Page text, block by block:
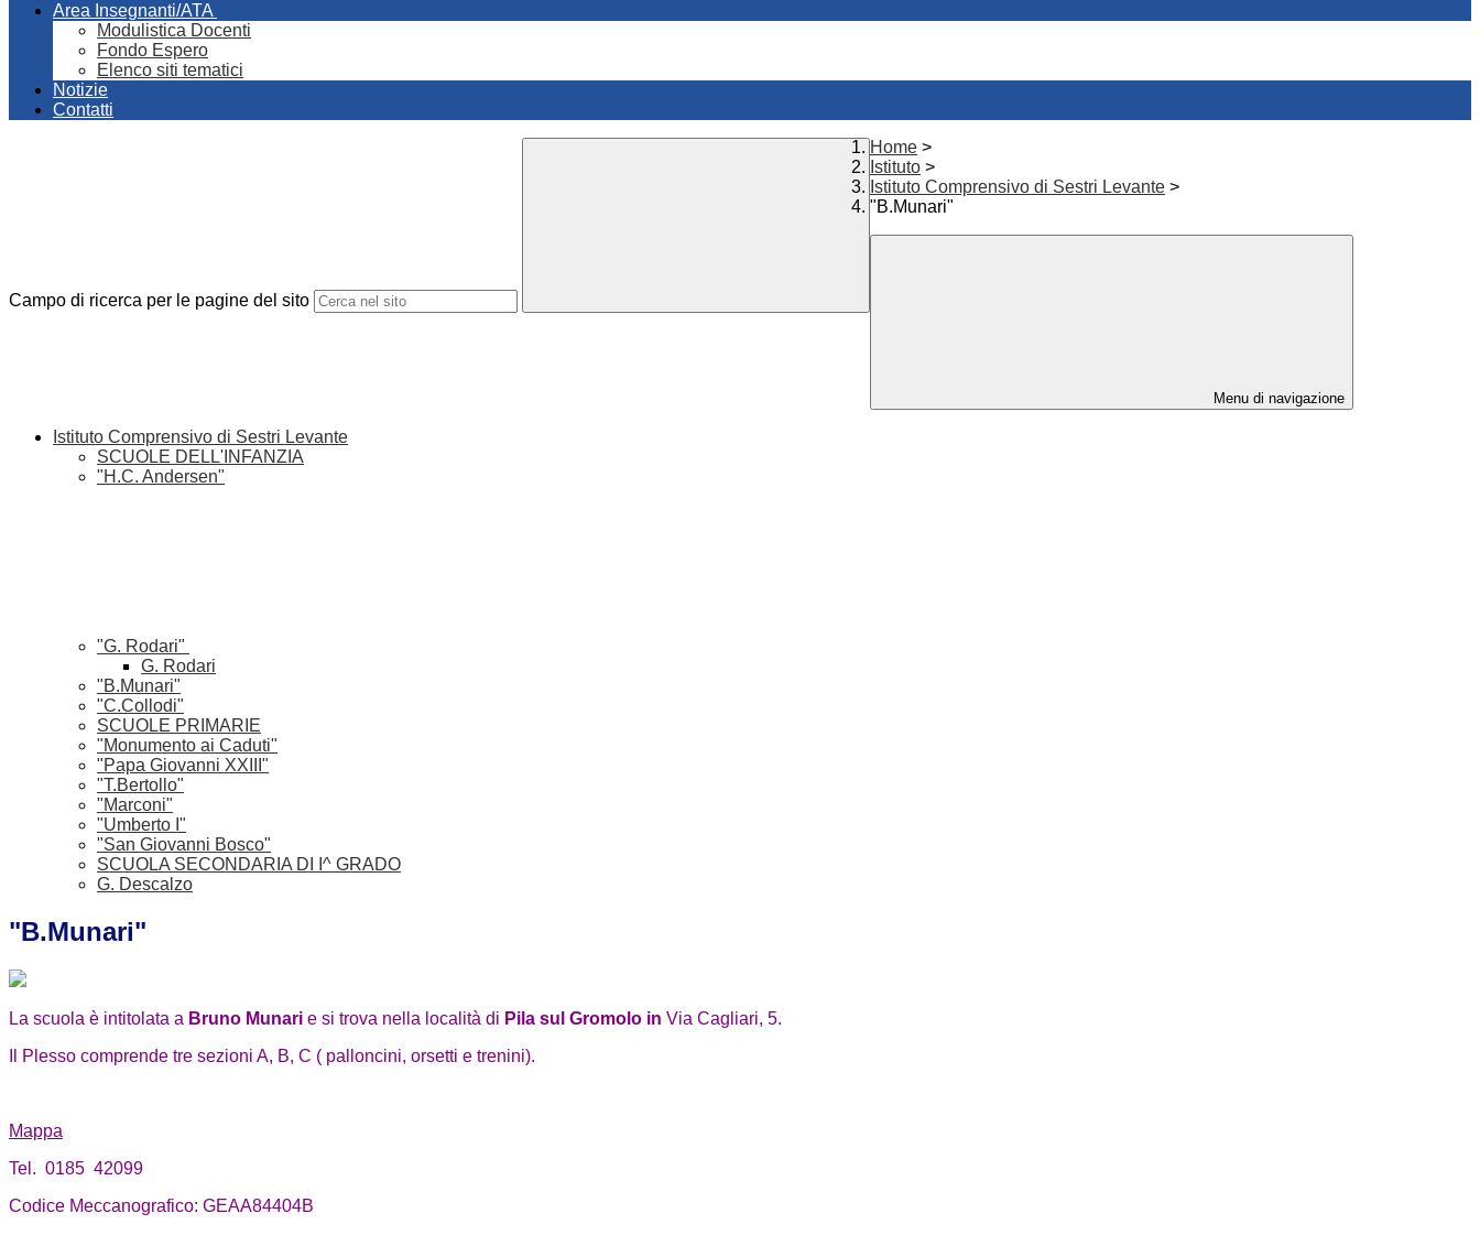
Area Insegnanti/ATA
Modulistica Docenti
Fondo Espero
Elenco siti tematici
Notizie
Contatti
Campo di ricerca per le pagine del sito
Home >
Istituto >
Istituto Comprensivo di Sestri Levante >
"B.Munari"
Menu di navigazione
Istituto Comprensivo di Sestri Levante
SCUOLE DELL'INFANZIA
"H.C. Andersen"
"G. Rodari"
G. Rodari
"B.Munari"
"C.Collodi"
SCUOLE PRIMARIE
"Monumento ai Caduti"
"Papa Giovanni XXIII"
"T.Bertollo"
"Marconi"
"Umberto I"
"San Giovanni Bosco"
SCUOLA SECONDARIA DI I^ GRADO
G. Descalzo
"B.Munari"
La scuola è intitolata a Bruno Munari e si trova nella località di Pila sul Gromolo in Via Cagliari, 5.
Il Plesso comprende tre sezioni A, B, C ( palloncini, orsetti e trenini).
Mappa
Tel. 0185 42099
Codice Meccanografico: GEAA84404B